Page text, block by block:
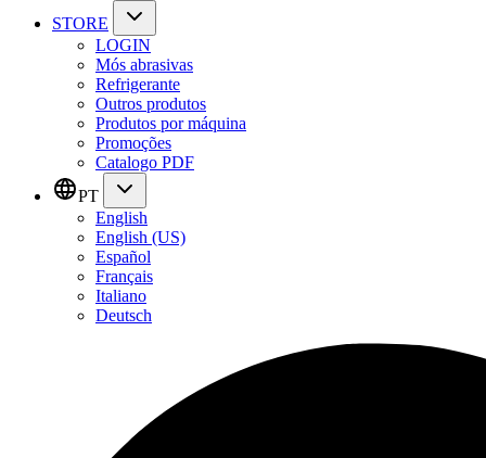
STORE
LOGIN
Mós abrasivas
Refrigerante
Outros produtos
Produtos por máquina
Promoções
Catalogo PDF
PT
English
English (US)
Español
Français
Italiano
Deutsch